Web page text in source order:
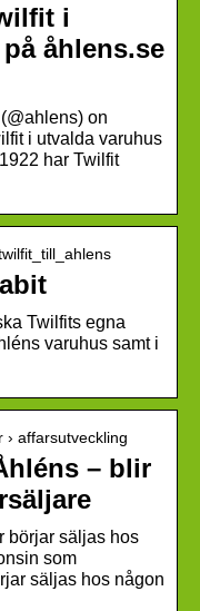
i
åhlens.se
on
i utvalda varuhus
har Twilfit
Twilfits egna
varuhus samt i
› affarsutveckling
– blir
börjar säljas hos
som
säljas hos någon